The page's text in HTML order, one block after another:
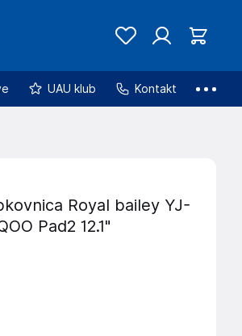
UAU klub Kontakt
Royal bailey YJ-
Pad2 12.1"